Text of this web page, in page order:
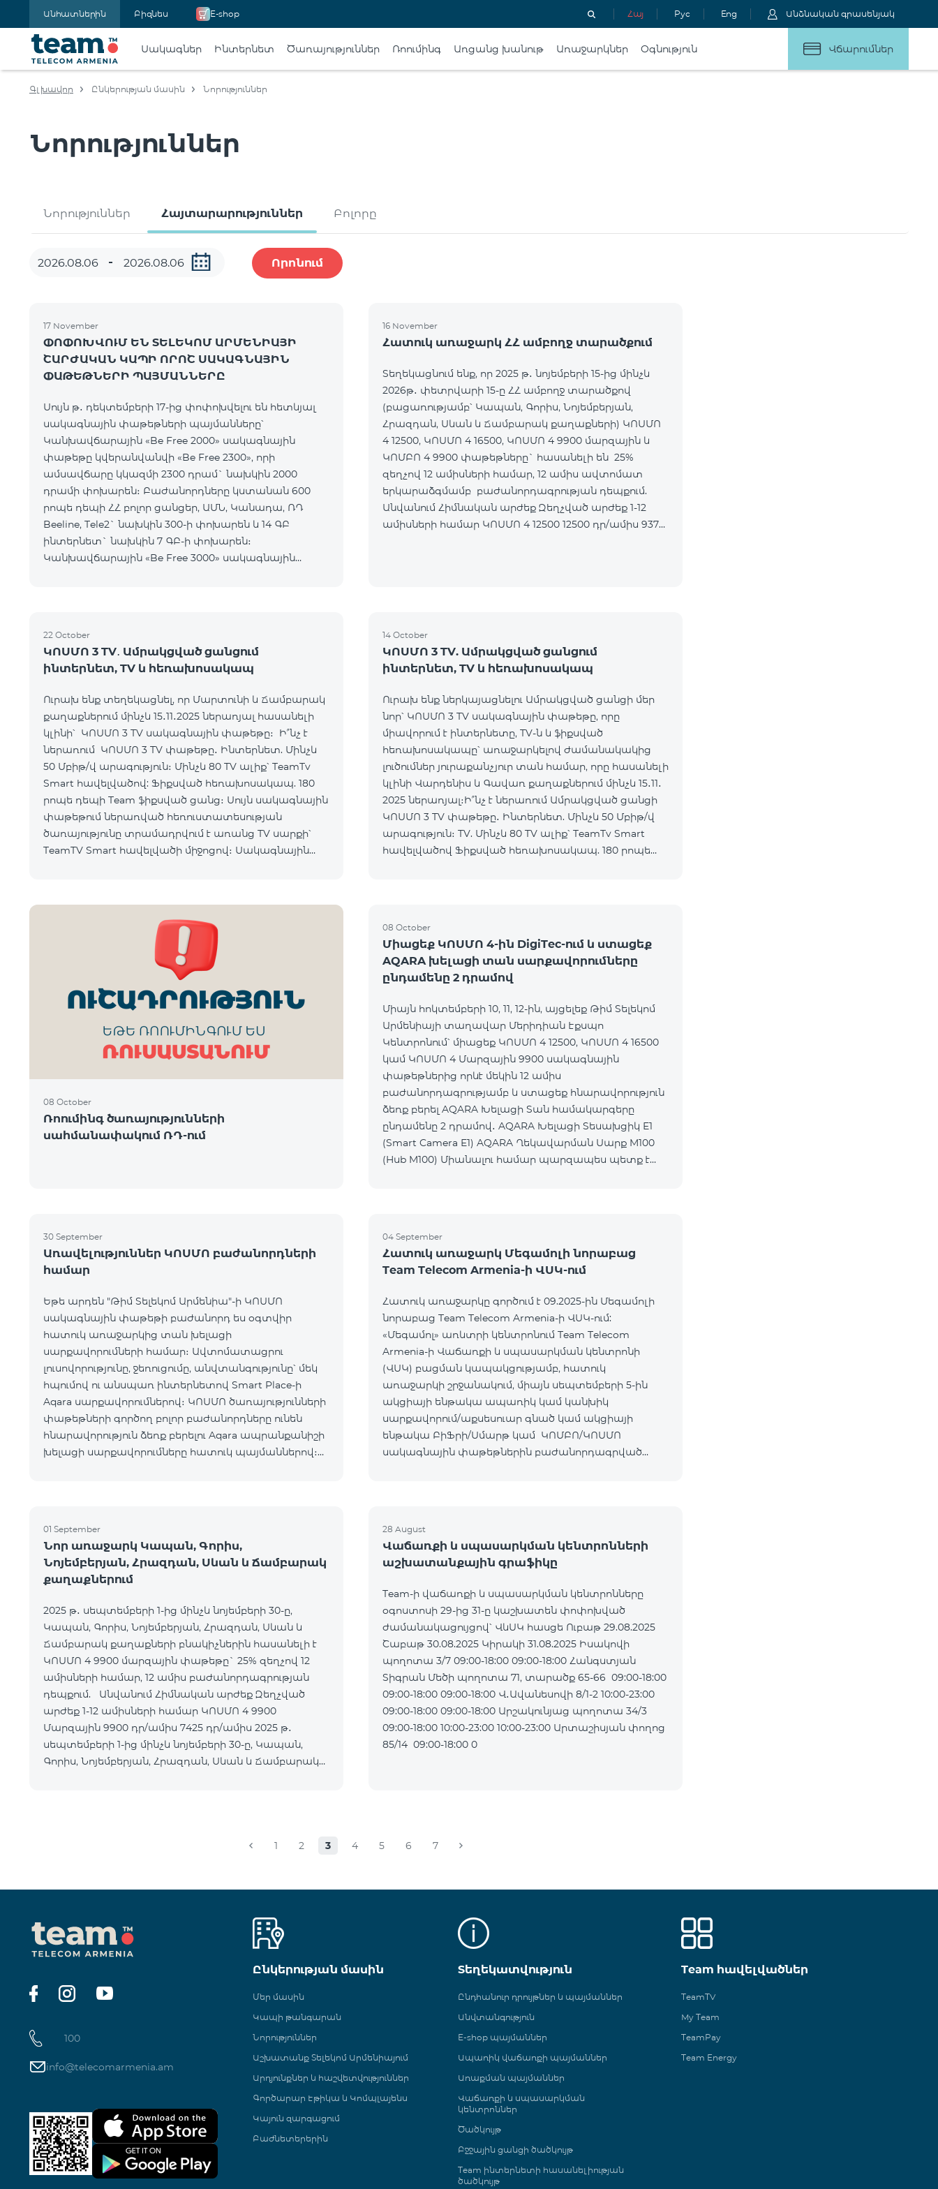
Անհատներին Բիզնես E-shop Հայ Рус Eng Անձնական գրասենյակ
Սակագներ Ինտերնետ Ծառայություններ Ռոումինգ Առցանց խանութ Առաջարկներ Օգնություն Վճարումներ
Գլխավոր Ընկերության մասին Նորություններ
Նորություններ
Նորություններ Հայտարարություններ Բոլորը
Որոնում
17 November
ՓՈՓՈԽՎՈՒՄ ԵՆ ՏԵԼԵԿՈՄ ԱՐՄԵՆԻԱՅԻ
ՇԱՐԺԱԿԱՆ ԿԱՊԻ ՈՐՈՇ ՍԱԿԱԳՆԱՅԻՆ
ՓԱԹԵԹՆԵՐԻ ՊԱՅՄԱՆՆԵՐԸ
Սույն թ․ դեկտեմբերի 17-ից փոփոխվելու են հետևյալ
սակագնային փաթեթների պայմանները՝
Կանխավճարային «Be Free 2000» սակագնային
փաթեթը կվերանվանվի «Be Free 2300», որի
ամսավճարը կկազմի 2300 դրամ` նախկին 2000
դրամի փոխարեն։ Բաժանորդները կստանան 600
րոպե դեպի ՀՀ բոլոր ցանցեր, ԱՄՆ, Կանադա, ՌԴ
Beeline, Tele2` նախկին 300-ի փոխարեն և 14 ԳԲ
ինտերնետ` նախկին 7 ԳԲ-ի փոխարեն։
Կանխավճարային «Be Free 3000» սակագնային
16 November
Հատուկ առաջարկ ՀՀ ամբողջ տարածքում
Տեղեկացնում ենք, որ 2025 թ․ նոյեմբերի 15-ից մինչև
2026թ․ փետրվարի 15-ը ՀՀ ամբողջ տարածքով
(բացառությամբ՝ Կապան, Գորիս, Նոյեմբերյան,
Հրազդան, Սևան և Ճամբարակ քաղաքների) ԿՈՍՄՈ
4 12500, ԿՈՍՄՈ 4 16500, ԿՈՍՄՈ 4 9900 մարզային և
ԿՈՄԲՈ 4 9900 փաթեթները` հասանելի են 25%
զեղչով 12 ամիսների համար, 12 ամիս ավտոմատ
երկարաձգմամբ բաժանորդագրության դեպքում.
Անվանում Հիմնական արժեք Զեղչված արժեք 1-12
ամիսների համար ԿՈՍՄՈ 4 12500 12500 դր/ամիս 9375
22 October
ԿՈՍՄՈ 3 TV․ Ամրակցված ցանցում
ինտերնետ, TV և հեռախոսակապ
Ուրախ ենք տեղեկացնել, որ Մարտունի և Ճամբարակ
քաղաքներում մինչև 15․11․2025 ներառյալ հասանելի
կլինի՝ ԿՈՍՄՈ 3 TV սակագնային փաթեթը։ Ի՞նչ է
ներառում ԿՈՍՄՈ 3 TV փաթեթը․ Ինտերնետ. Մինչև
50 Մբիթ/վ արագություն։ Մինչև 80 TV ալիք՝ TeamTv
Smart հավելվածով: Ֆիքսված հեռախոսակապ. 180
րոպե դեպի Team ֆիքսված ցանց։ Սույն սակագնային
փաթեթում ներառված հեռուստատեսության
ծառայությունը տրամադրվում է առանց TV սարքի՝
TeamTV Smart հավելվածի միջոցով։ Սակագնային
14 October
ԿՈՍՄՈ 3 TV. Ամրակցված ցանցում
ինտերնետ, TV և հեռախոսակապ
Ուրախ ենք ներկայացնելու Ամրակցված ցանցի մեր
նոր՝ ԿՈՍՄՈ 3 TV սակագնային փաթեթը, որը
միավորում է ինտերնետը, TV-ն և ֆիքսված
հեռախոսակապը՝ առաջարկելով ժամանակակից
լուծումներ յուրաքանչյուր տան համար, որը հասանելի
կլինի Վարդենիս և Գավառ քաղաքներում մինչև 15․11․
2025 ներառյալ։Ի՞նչ է ներառում Ամրակցված ցանցի
ԿՈՍՄՈ 3 TV փաթեթը․ Ինտերնետ. Մինչև 50 Մբիթ/վ
արագություն։ TV. Մինչև 80 TV ալիք՝ TeamTv Smart
հավելվածով Ֆիքսված հեռախոսակապ. 180 րոպե
08 October
Ռոումինգ ծառայությունների
սահմանափակում ՌԴ-ում
08 October
Միացեք ԿՈՍՄՈ 4-ին DigiTec-ում և ստացեք
AQARA խելացի տան սարքավորումները
ընդամենը 2 դրամով
Միայն հոկտեմբերի 10, 11, 12-ին, այցելեք Թիմ Տելեկոմ
Արմենիայի տաղավար Մերիդիան Էքսպո
Կենտրոնում՝ միացեք ԿՈՍՄՈ 4 12500, ԿՈՍՄՈ 4 16500
կամ ԿՈՍՄՈ 4 Մարզային 9900 սակագնային
փաթեթներից որևէ մեկին 12 ամիս
բաժանորդագրությամբ և ստացեք հնարավորություն
ձեռք բերել AQARA Խելացի Տան համակարգերը
ընդամենը 2 դրամով․ AQARA Խելացի Տեսախցիկ E1
(Smart Camera E1) AQARA Ղեկավարման Սարք M100
(Hub M100) Միանալու համար պարզապես պետք է
30 September
Առավելություններ ԿՈՍՄՈ բաժանորդների
համար
Եթե արդեն "Թիմ Տելեկոմ Արմենիա"-ի ԿՈՍՄՈ
սակագնային փաթեթի բաժանորդ ես օգտվիր
հատուկ առաջարկից տան խելացի
սարքավորումների համար։ Ավտոմատացրու
լուսովորությունը, ջեռուցումը, անվտանգությունը՝ մեկ
հպումով ու անսպառ ինտերնետով Smart Place-ի
Aqara սարքավորումներով։ ԿՈՍՄՈ ծառայությունների
փաթեթների գործող բոլոր բաժանորդները ունեն
հնարավորություն ձեռք բերելու Aqara ապրանքանիշի
խելացի սարքավորումները հատուկ պայմաններով։
04 September
Հատուկ առաջարկ Մեգամոլի նորաբաց
Team Telecom Armenia-ի ՎՍԿ-ում
Հատուկ առաջարկը գործում է 09.2025-ին Մեգամոլի
նորաբաց Team Telecom Armenia-ի ՎՍԿ-ում:
«Մեգամոլ» առևտրի կենտրոնում Team Telecom
Armenia-ի Վաճառքի և սպասարկման կենտրոնի
(ՎՍԿ) բացման կապակցությամբ, հատուկ
առաջարկի շրջանակում, միայն սեպտեմբերի 5-ին
ակցիայի ենթակա ապառիկ կամ կանխիկ
սարքավորում/աքսեսուար գնած կամ ակցիայի
ենթակա ԲիՖրի/Սմարթ կամ ԿՈՄԲՈ/ԿՈՍՄՈ
սակագնային փաթեթներին բաժանորդագրված
01 September
Նոր առաջարկ Կապան, Գորիս,
Նոյեմբերյան, Հրազդան, Սևան և Ճամբարակ
քաղաքներում
2025 թ․ սեպտեմբերի 1-ից մինչև նոյեմբերի 30-ը,
Կապան, Գորիս, Նոյեմբերյան, Հրազդան, Սևան և
Ճամբարակ քաղաքների բնակիչներին հասանելի է
ԿՈՍՄՈ 4 9900 մարզային փաթեթը` 25% զեղչով 12
ամիսների համար, 12 ամիս բաժանորդագրության
դեպքում. Անվանում Հիմնական արժեք Զեղչված
արժեք 1-12 ամիսների համար ԿՈՍՄՈ 4 9900
Մարզային 9900 դր/ամիս 7425 դր/ամիս 2025 թ․
սեպտեմբերի 1-ից մինչև նոյեմբերի 30-ը, Կապան,
Գորիս, Նոյեմբերյան, Հրազդան, Սևան և Ճամբարակ
28 August
Վաճառքի և սպասարկման կենտրոնների
աշխատանքային գրաֆիկը
Team-ի վաճառքի և սպասարկման կենտրոնները
օգոստոսի 29-ից 31-ը կաշխատեն փոփոխված
ժամանակացույցով՝ ՎևՍԿ հասցե Ուբաթ 29.08.2025
Շաբաթ 30.08.2025 Կիրակի 31.08.2025 Իսակովի
պողոտա 3/7 09:00-18:00 09:00-18:00 Հանգստյան
Տիգրան Մեծի պողոտա 71, տարածք 65-66 09:00-18:00
09:00-18:00 09:00-18:00 Վ․Ավանեսովի 8/1-2 10:00-23:00
09:00-18:00 09:00-18:00 Արշակունյաց պողոտա 34/3
09:00-18:00 10:00-23:00 10:00-23:00 Արտաշիսյան փողոց
85/14 09:00-18:00 0
1 2 3 4 5 6 7
100
info@telecomarmenia.am
Ընկերության մասին
Մեր մասին
Կապի թանգարան
Նորություններ
Աշխատանք Տելեկոմ Արմենիայում
Արդյունքներ և հաշվետվություններ
Գործարար Էթիկա և Կոմպլայենս
Կայուն զարգացում
Բաժնետերերին
Տեղեկատվություն
Ընդհանուր դրույթներ և պայմաններ
Անվտանգություն
E-shop պայմաններ
Ապառիկ վաճառքի պայմաններ
Առաքման պայմաններ
Վաճառքի և սպասարկման
կենտրոններ
Ծածկույթ
Բջջային ցանցի ծածկույթ
Team ինտերնետի հասանելիության
ծածկույթ
Team հավելվածներ
TeamTV
My Team
TeamPay
Team Energy